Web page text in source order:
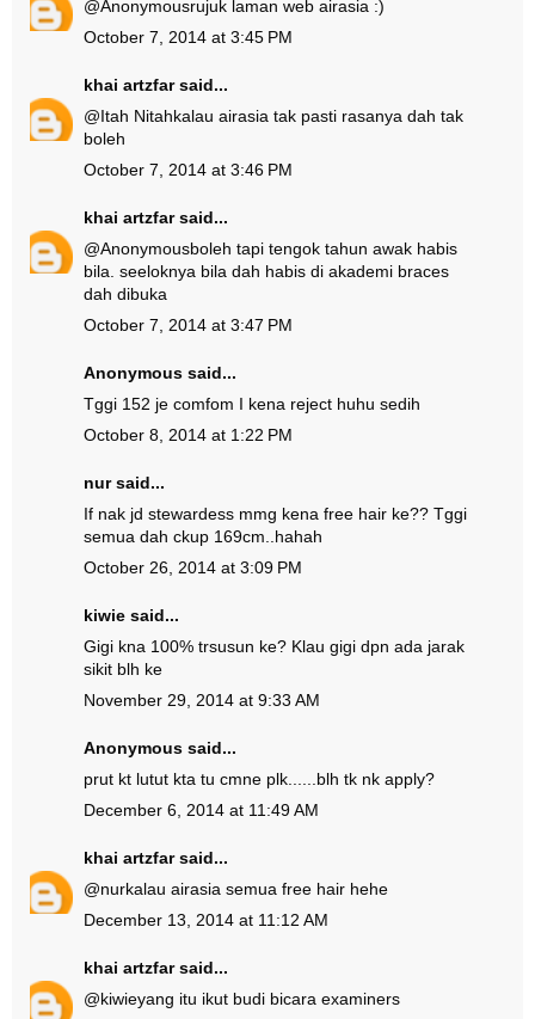
@Anonymousrujuk laman web airasia :)
October 7, 2014 at 3:45 PM
khai artzfarsaid...
@Itah Nitahkalau airasia tak pasti rasanya dah tak
boleh
October 7, 2014 at 3:46 PM
khai artzfarsaid...
@Anonymousboleh tapi tengok tahun awak habis
bila. seeloknya bila dah habis di akademi braces
dah dibuka
October 7, 2014 at 3:47 PM
Anonymous said...
Tggi 152 je comfom I kena reject huhu sedih
October 8, 2014 at 1:22 PM
nur said...
If nak jd stewardess mmg kena free hair ke?? Tggi
semua dah ckup 169cm..hahah
October 26, 2014 at 3:09 PM
kiwie said...
Gigi kna 100% trsusun ke? Klau gigi dpn ada jarak
sikit blh ke
November 29, 2014 at 9:33 AM
Anonymous said...
prut kt lutut kta tu cmne plk......blh tk nk apply?
December 6, 2014 at 11:49 AM
khai artzfarsaid...
@nurkalau airasia semua free hair hehe
December 13, 2014 at 11:12 AM
khai artzfarsaid...
@kiwieyang itu ikut budi bicara examiners